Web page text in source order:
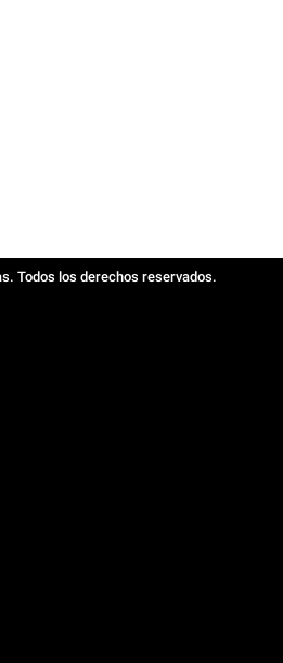
Todos los derechos reservados.